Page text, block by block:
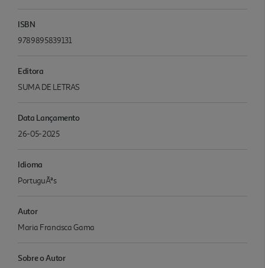
ISBN
9789895839131
Editora
SUMA DE LETRAS
Data Lançamento
26-05-2025
Idioma
PortuguÃªs
Autor
Maria Francisca Gama
Sobre o Autor